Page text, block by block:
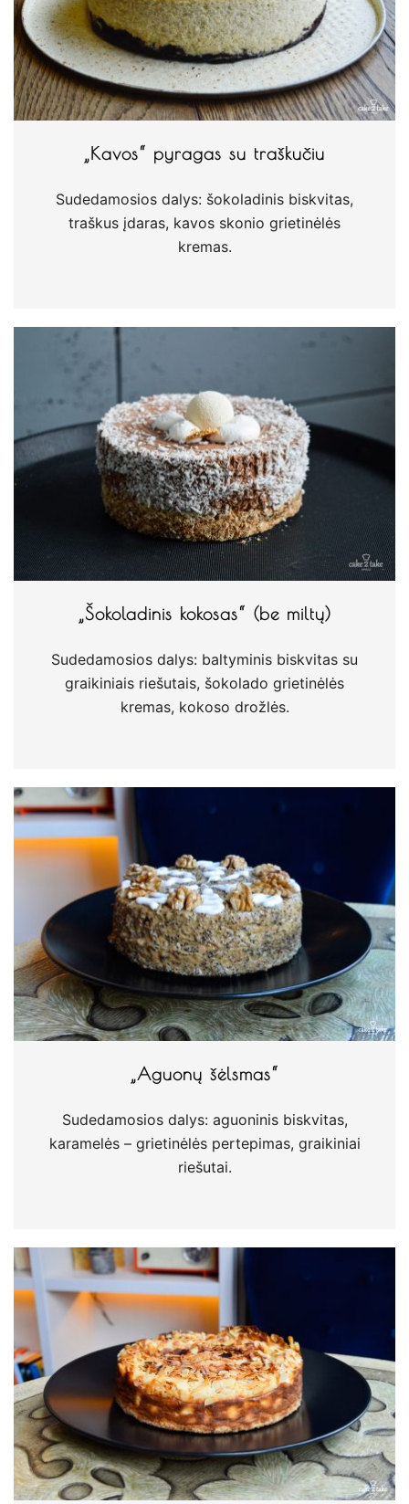
„Kavos“ pyragas su traškučiu
Sudedamosios dalys: šokoladinis biskvitas,
traškus įdaras, kavos skonio grietinėlės
kremas.
„Šokoladinis kokosas“ (be miltų)
Sudedamosios dalys: baltyminis biskvitas su
graikiniais riešutais, šokolado grietinėlės
kremas, kokoso drožlės.
„Aguonų šėlsmas“
Sudedamosios dalys: aguoninis biskvitas,
karamelės – grietinėlės pertepimas, graikiniai
riešutai.